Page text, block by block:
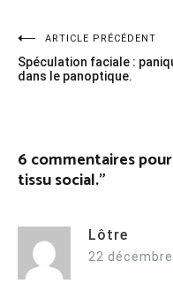
Navigation
de
ARTICLE PRÉCÉDENT
Spéculation faciale :
dans le panoptique.
6 commentaires
tissu social.”
Lôtre
22